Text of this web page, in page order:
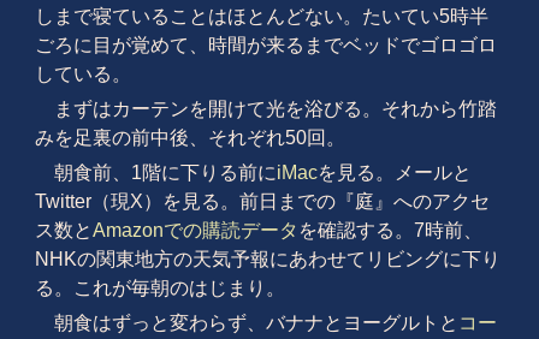
しまで寝ていることはほとんどない。たいてい5時半
ごろに目が覚めて、時間が来るまでベッドでゴロゴロ
している。
まずはカーテンを開けて光を浴びる。それから竹踏
みを足裏の前中後、それぞれ50回。
朝食前、1階に下りる前にiMacを見る。メールと
Twitter（現X）を見る。前日までの『庭』へのアクセ
ス数とAmazonでの購読データ を確認する。7時前、
NHKの関東地方の天気予報にあわせてリビングに下り
る。これが毎朝のはじまり。
朝食はずっと変わらず、バナナとヨーグルトと コー